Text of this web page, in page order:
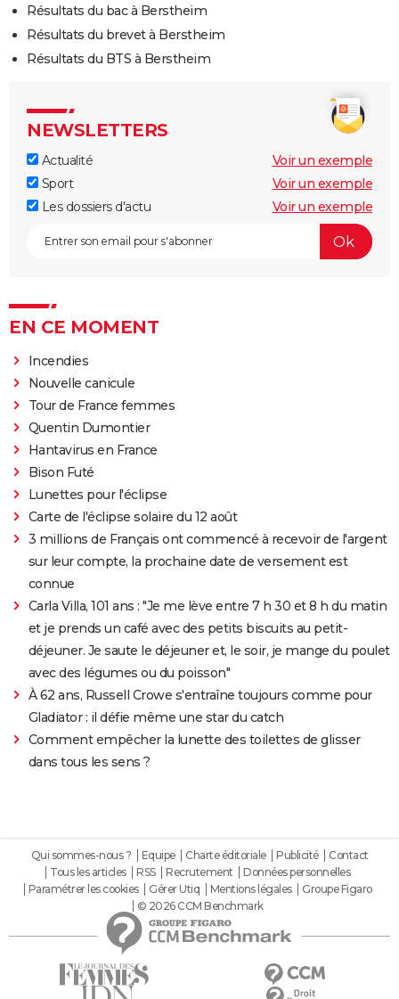
Résultats du bac à Berstheim
Résultats du brevet à Berstheim
Résultats du BTS à Berstheim
NEWSLETTERS
Actualité
Voir un exemple
Sport
Voir un exemple
Les dossiers d'actu
Voir un exemple
EN CE MOMENT
Incendies
Nouvelle canicule
Tour de France femmes
Quentin Dumontier
Hantavirus en France
Bison Futé
Lunettes pour l'éclipse
Carte de l'éclipse solaire du 12 août
3 millions de Français ont commencé à recevoir de l'argent
sur leur compte, la prochaine date de versement est
connue
Carla Villa, 101 ans : "Je me lève entre 7 h 30 et 8 h du matin
et je prends un café avec des petits biscuits au petit-
déjeuner. Je saute le déjeuner et, le soir, je mange du poulet
avec des légumes ou du poisson"
À 62 ans, Russell Crowe s'entraîne toujours comme pour
Gladiator : il défie même une star du catch
Comment empêcher la lunette des toilettes de glisser
dans tous les sens ?
Qui sommes-nous ? Equipe Charte éditoriale Publicité
Contact
Tous les articles
RSS Recrutement
Données personnelles
Paramétrer les cookies
Gérer Utiq Mentions légales
Groupe Figaro
© 2026 CCM Benchmark